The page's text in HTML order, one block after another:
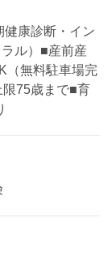
康診断・イン
ル）■産前産
（無料駐車場完
75歳まで■育